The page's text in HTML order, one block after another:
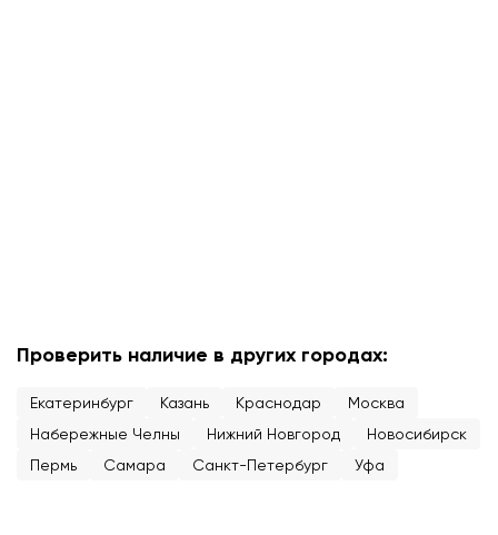
Проверить наличие в других городах:
Екатеринбург Казань Краснодар
Москва
Набережные Челны
Нижний Новгород
Новосибирск
Пермь
Самара Санкт-Петербург Уфа